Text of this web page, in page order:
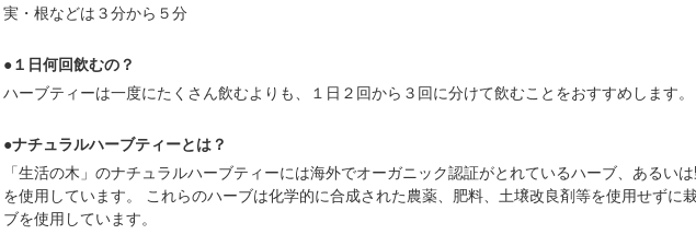
実・根などは３分から５分
●１日何回飲むの？
ハーブティーは一度にたくさん飲むよりも、１日２回から３回に分けて飲むことをおすすめします。
●ナチュラルハーブティーとは？
「生活の木」のナチュラルハーブティーには海外でオーガニック認証がとれているハーブ、あるい
を使用しています。 これらのハーブは化学的に合成された農薬、肥料、土壌改良剤等を使用せずに
ブを使用しています。